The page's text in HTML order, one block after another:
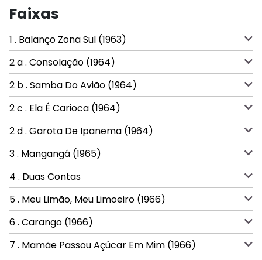
Faixas
1 . Balanço Zona Sul (1963)
2 a . Consolação (1964)
2 b . Samba Do Avião (1964)
2 c . Ela É Carioca (1964)
2 d . Garota De Ipanema (1964)
3 . Mangangá (1965)
4 . Duas Contas
5 . Meu Limão, Meu Limoeiro (1966)
6 . Carango (1966)
7 . Mamãe Passou Açúcar Em Mim (1966)